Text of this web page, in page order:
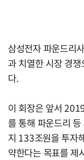
삼성전자 파운드리
과 치열한 시장 경
다.
이 회장은 앞서
를 통해 파운드리
지 133조원을 투자
약한다는 목표를 제